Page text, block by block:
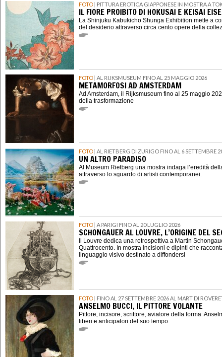
FOTO | PITTURA EROTICA GIAPPONESE IN MOSTRA A
IL FIORE PROIBITO DI HOKUSAI E KEISAI
La Shinjuku Kabukicho Shunga Exhibition mette a
del desiderio attraverso circa cento opere della
FOTO | AL RIJKSMUSEUM FINO AL 25 MAGGIO 2026
METAMORFOSI AD AMSTERDAM
Ad Amsterdam, il Rijksmuseum fino al 25 maggio
della trasformazione
FOTO | AL RIETBERG DI ZURIGO FINO AL 6 SETTEMBRE
UN ALTRO PARADISO
Al Museum Rietberg una mostra indaga l’eredità
attraverso lo sguardo di artisti contemporanei.
FOTO | A PARIGI FINO AL 20 LUGLIO 2026
SCHONGAUER AL LOUVRE, L’ORIGINE DEL
Il Louvre dedica una retrospettiva a Martin
Quattrocento. In mostra incisioni e dipinti che
linguaggio visivo destinato a diffondersi
FOTO | FINO AL 27 SETTEMBRE 2026 AL MART DI
ANSELMO BUCCI, IL PITTORE VOLANTE
Pittore, incisore, scrittore, aviatore della forma:
liberi e anticipatori del suo tempo.